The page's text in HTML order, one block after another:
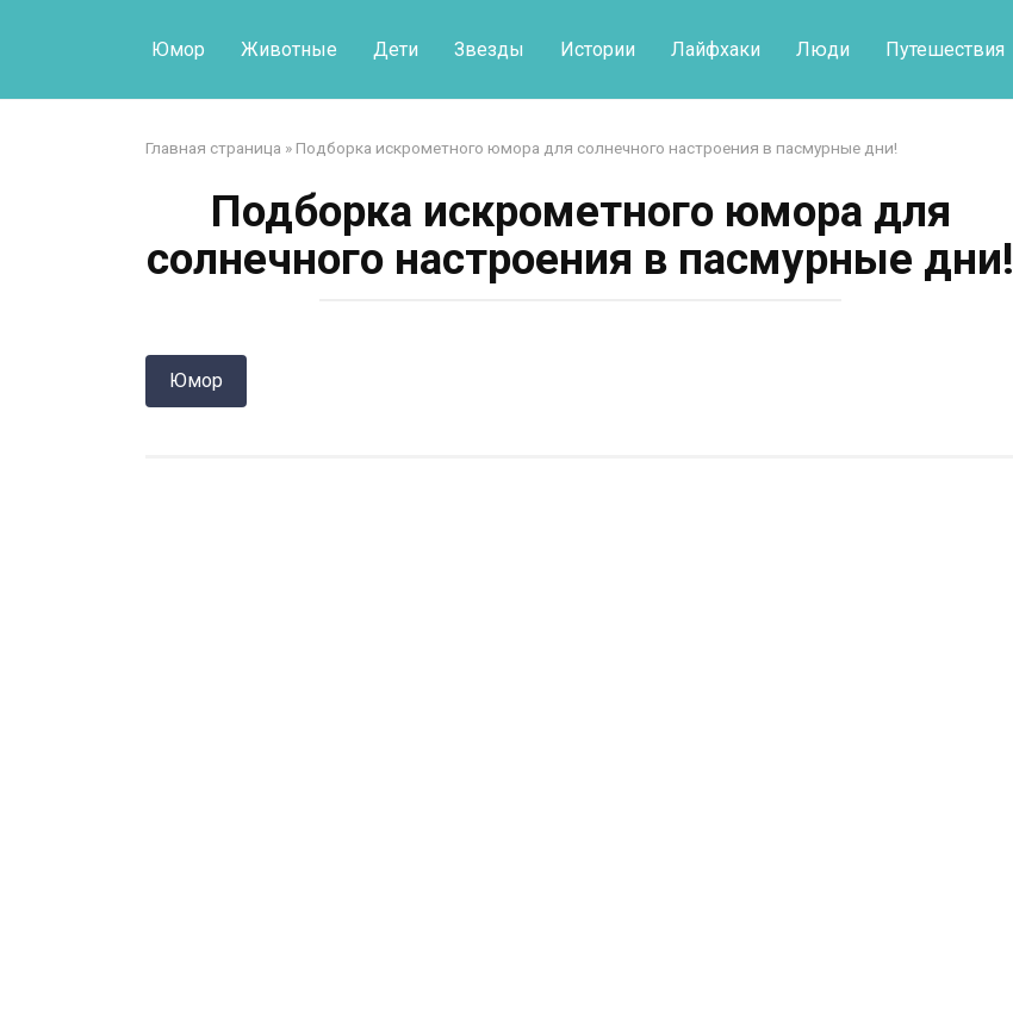
Юмор Животные Дети Звезды Истории Лайфхаки Люди Путешествия
Главная страница » Подборка искрометного юмора для солнечного настроения в пасмурные дни!
Подборка искрометного юмора для
солнечного настроения в пасмурные дни!
Юмор